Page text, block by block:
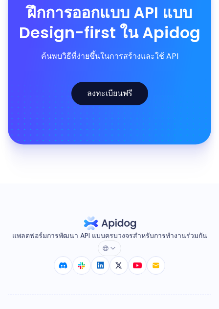
ฝึกการออกแบบ API แบบ
Design-first ใน Apidog
ค้นพบวิธีที่ง่ายขึ้นในการสร้างและใช้ API
ลงทะเบียนฟรี
แพลตฟอร์มการพัฒนา API แบบครบวงจรสำหรับการทำงานร่วมกัน